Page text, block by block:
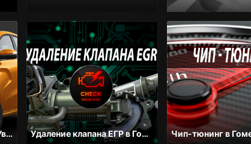
Чип-тюнинг LADA (ВАЗ): Увеличение мощности, Евро-2, прошивка под ГБО и отключение иммобилайзера Удаление клапана ЕГР в Гомеле — Цена от 150 BYN, Отключение EGR | СТО Форсаж